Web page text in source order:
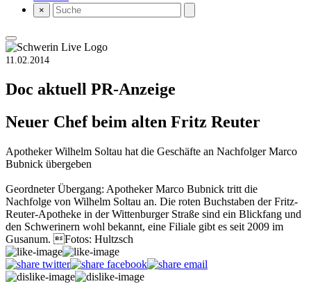
×
11.02.2014
Doc aktuell PR-Anzeige
Neuer Chef beim alten Fritz Reuter
Apotheker Wilhelm Soltau hat die Geschäfte an Nachfolger Marco
Bubnick übergeben
Geordneter Übergang: Apotheker Marco Bubnick tritt die
Nachfolge von Wilhelm Soltau an. Die roten Buchstaben der Fritz-
Reuter-Apotheke in der Wittenburger Straße sind ein Blickfang und
den Schwerinern wohl bekannt, eine Filiale gibt es seit 2009 im
Gusanum. Fotos: Hultzsch